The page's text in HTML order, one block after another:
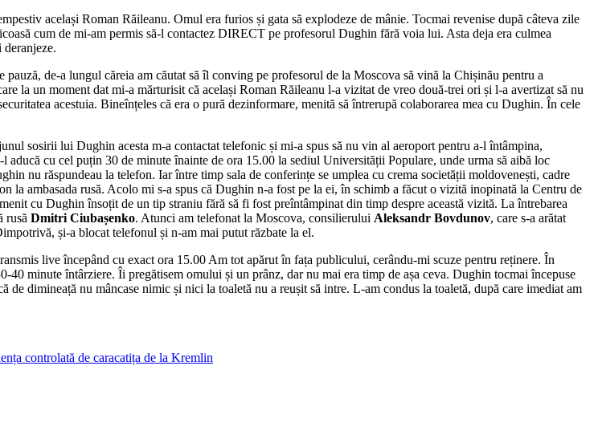
același Roman Răileanu. Omul era furios și gata să explodeze de mânie. Tocmai revenise după câteva zile
cum de mi-am permis să-l contactez DIRECT pe profesorul Dughin fără voia lui. Asta deja era culmea
de-a lungul căreia am căutat să îl conving pe profesorul de la Moscova să vină la Chișinău pentru a
la un moment dat mi-a mărturisit că același Roman Răileanu l-a vizitat de vreo două-trei ori și l-a avertizat să nu
acestuia. Bineînțeles că era o pură dezinformare, menită să întrerupă colaborarea mea cu Dughin. În cele
sosirii lui Dughin acesta m-a contactat telefonic și mi-a spus să nu vin al aeroport pentru a-l întâmpina,
cu cel puțin 30 de minute înainte de ora 15.00 la sediul Universității Populare, unde urma să aibă loc
nu răspundeau la telefon. Iar între timp sala de conferințe se umplea cu crema societății moldovenești, cadre
ambasada rusă. Acolo mi s-a spus că Dughin n-a fost pe la ei, în schimb a făcut o vizită inopinată la Centru de
cu Dughin însoțit de un tip straniu fără să fi fost preîntâmpinat din timp despre această vizită. La întrebarea
rusă Dmitri Ciubașenko. Atunci am telefonat la Moscova, consilierului Aleksandr Bovdunov, care s-a arătat
și-a blocat telefonul și n-am mai putut răzbate la el.
live începând cu exact ora 15.00 Am tot apărut în fața publicului, cerându-mi scuze pentru reținere. În
minute întârziere. Îi pregătisem omului și un prânz, dar nu mai era timp de așa ceva. Dughin tocmai începuse
dimineață nu mâncase nimic și nici la toaletă nu a reușit să intre. L-am condus la toaletă, după care imediat am
controlată de caracatița de la Kremlin